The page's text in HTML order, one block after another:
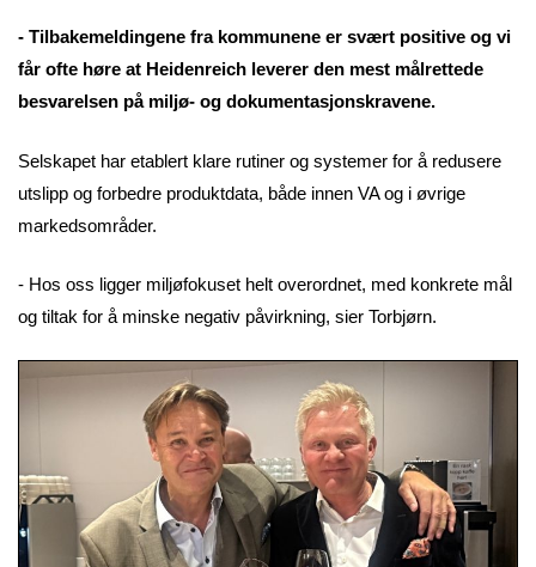
- Tilbakemeldingene fra kommunene er svært positive og vi
får ofte høre at Heidenreich leverer den mest målrettede
besvarelsen på miljø- og dokumentasjonskravene.
Selskapet har etablert klare rutiner og systemer for å redusere
utslipp og forbedre produktdata, både innen VA og i øvrige
markedsområder.
- Hos oss ligger miljøfokuset helt overordnet, med konkrete mål
og tiltak for å minske negativ påvirkning, sier Torbjørn.